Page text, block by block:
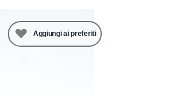
Aggiungi ai preferiti